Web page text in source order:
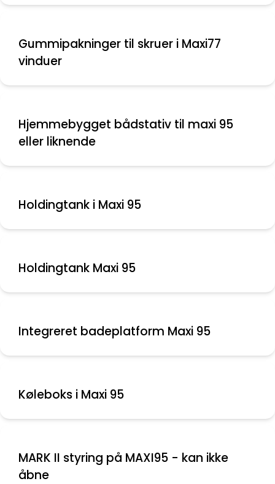
Gummipakninger til skruer i Maxi77
vinduer
Hjemmebygget bådstativ til maxi 95
eller liknende
Holdingtank i Maxi 95
Holdingtank Maxi 95
Integreret badeplatform Maxi 95
Køleboks i Maxi 95
MARK II styring på MAXI95 - kan ikke
åbne